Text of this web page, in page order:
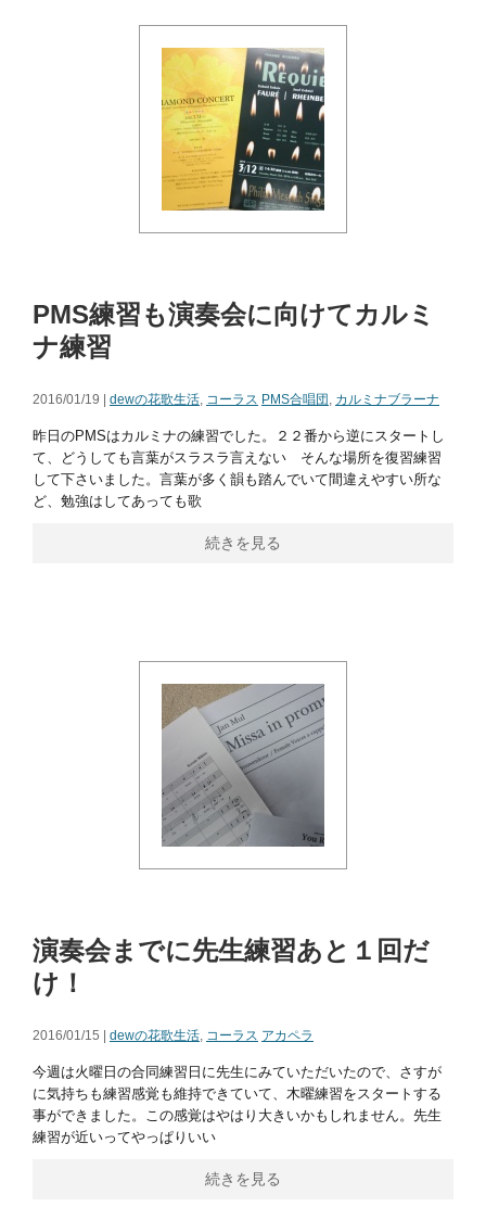
PMS練習も演奏会に向けてカルミ
ナ練習
2016/01/19 | dewの花歌生活, コーラス PMS合唱団 , カルミナブラーナ
昨日のPMSはカルミナの練習でした。２２番から逆にスタートし
て、どうしても言葉がスラスラ言えない そんな場所を復習練習
して下さいました。言葉が多く韻も踏んでいて間違えやすい所な
ど、勉強はしてあっても歌
続きを見る
演奏会までに先生練習あと１回だ
け！
2016/01/15 | dewの花歌生活, コーラス アカペラ
今週は火曜日の合同練習日に先生にみていただいたので、さすが
に気持ちも練習感覚も維持できていて、木曜練習をスタートする
事ができました。この感覚はやはり大きいかもしれません。先生
練習が近いってやっぱりいい
続きを見る